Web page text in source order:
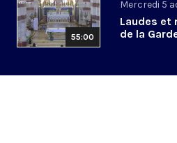
55:00
Mercredi 5
Laudes et
de la